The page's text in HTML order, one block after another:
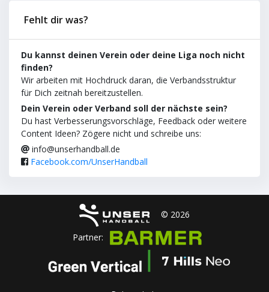
Fehlt dir was?
Du kannst deinen Verein oder deine Liga noch nicht
finden?
Wir arbeiten mit Hochdruck daran, die Verbandsstruktur
für Dich zeitnah bereitzustellen.
Dein Verein oder Verband soll der nächste sein?
Du hast Verbesserungsvorschläge, Feedback oder weitere
Content Ideen? Zögere nicht und schreibe uns:
info@unserhandball.de
Facebook.com/UnserHandball
© 2026
Partner: